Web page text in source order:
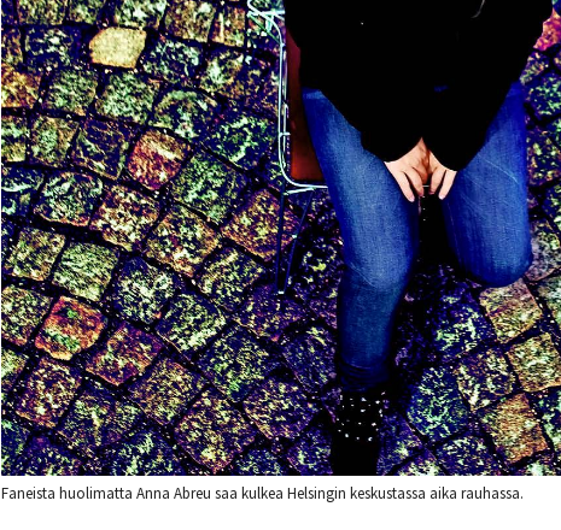
Faneista huolimatta Anna Abreu saa kulkea Helsingin keskustassa aika rauhassa.